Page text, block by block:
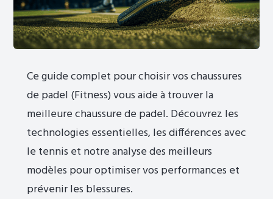
Ce guide complet pour choisir vos chaussures
de padel (Fitness) vous aide à trouver la
meilleure chaussure de padel. Découvrez les
technologies essentielles, les différences avec
le tennis et notre analyse des meilleurs
modèles pour optimiser vos performances et
prévenir les blessures.